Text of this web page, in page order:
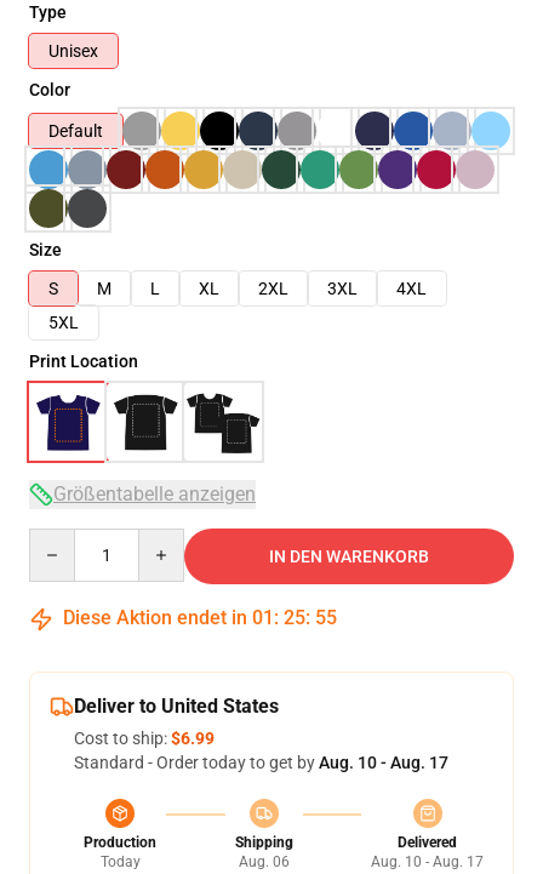
Type
Unisex
Color
Default
Size
S
M L XL 2XL 3XL
4XL
5XL
Print Location
Größentabelle anzeigen
IN DEN WARENKORB
Diese Aktion endet in 01 : 25: 54
Deliver to United States
Cost to ship:$6.99
Standard - Order today to get byAug. 10 - Aug. 17
Production
Today
Shipping
Aug. 06
Delivered
Aug. 10 - Aug. 17